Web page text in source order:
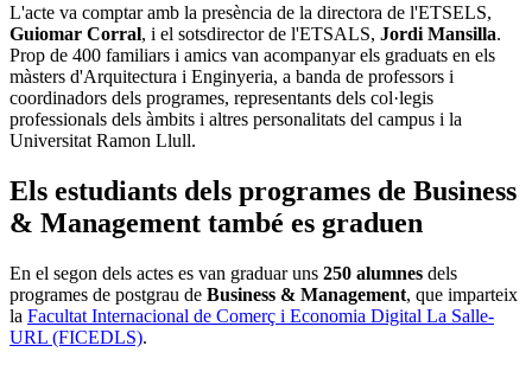
L'acte va comptar amb la presència de la directora de l'ETSELS,
Guiomar Corral, i el sotsdirector de l'ETSALS, Jordi Mansilla.
Prop de 400 familiars i amics van acompanyar els graduats en els
màsters d'Arquitectura i Enginyeria, a banda de professors i
coordinadors dels programes, representants dels col·legis
professionals dels àmbits i altres personalitats del campus i la
Universitat Ramon Llull.
Els estudiants dels programes de Business
& Management també es graduen
En el segon dels actes es van graduar uns 250 alumnes dels
programes de postgrau de Business & Management, que imparteix
la Facultat Internacional de Comerç i Economia Digital La Salle-
URL (FICEDLS).